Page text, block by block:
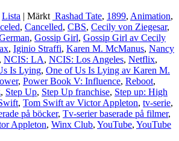
Lista | Märkt Rashad Tate, 1899, Animation,
, Cancelled, CBS, Cecily von Ziegesar,
, Gossip Girl, Gossip Girl av Cecily
, Iginio Straffi, Karen M. McManus, Nancy
, NCIS: LA, NCIS: Los Angeles, Netflix,
Is Lying, One of Us Is Lying av Karen M.
, Power Book V: Influence, Reboot,
, Step Up, Step Up franchise, Step up: High
, Tom Swift av Victor Appleton, tv-serie,
på böcker, Tv-serier baserade på filmer,
Appleton, Winx Club, YouTube, YouTube